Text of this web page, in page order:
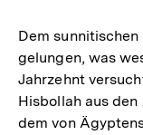
Dem
gelungen, was
Jahrzehnt
Hisbollah aus
dem von